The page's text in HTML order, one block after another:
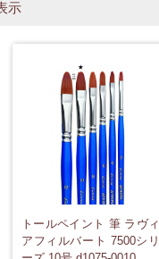
示
トールペイント 筆 ラヴィ
アフィルバート 7500シリ